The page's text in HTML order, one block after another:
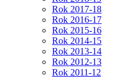
Rok 2017-18
Rok 2016-17
Rok 2015-16
Rok 2014-15
Rok 2013-14
Rok 2012-13
Rok 2011-12